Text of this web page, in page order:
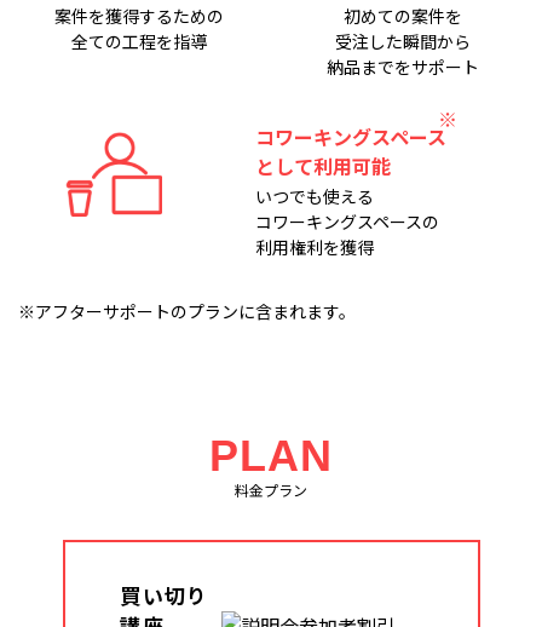
案件を獲得するための
全ての工程を指導
初めての案件を
受注した瞬間から
納品までをサポート
コワーキングスペース
として利用可能
いつでも使える
コワーキングスペースの
利用権利を獲得
※アフターサポートのプランに含まれます。
PLAN
料金プラン
買い切り